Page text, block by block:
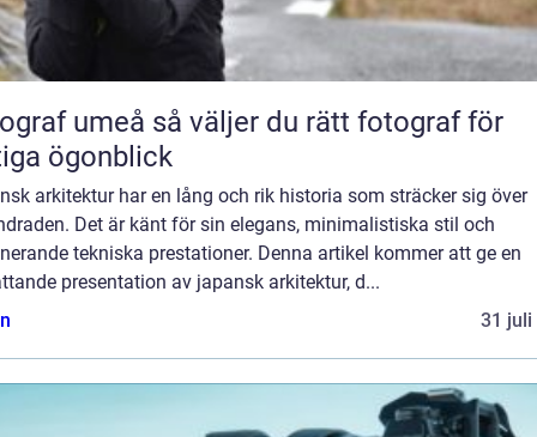
så väljer du rätt fotograf för
ögonblick
arkitektur har en lång och rik historia som sträcker sig över
Det är känt för sin elegans, minimalistiska stil och
tekniska prestationer. Denna artikel kommer att ge en
presentation av japansk arkitektur, d...
31 juli